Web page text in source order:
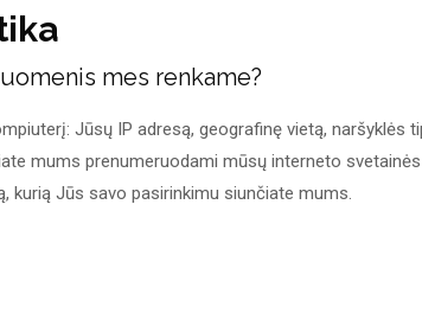
mes renkame?
Jūsų IP adresą, geografinę vietą, naršyklės
mums prenumeruodami mūsų interneto
kurią Jūs savo pasirinkimu siunčiate mums.